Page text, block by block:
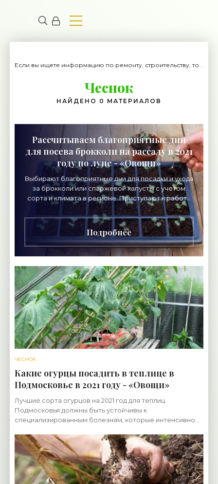
Если вы ищете информацию по ремонту, строительству, то вы попали на нужный сайт.
Чеснок
НАЙДЕНО 0 МАТЕРИАЛОВ
Рассчитываем благоприятные дни
для посева брокколи на рассаду в 2021
году по луне - «Овощи»
Выбирают благоприятные дни для посадки и ухода
за брокколи или спаржевой капусты с учетом
сорта и климата в регионе. Приступают к работе
за 55-60 до предполагаемой даты переселения
овоща
Подробнее
ЧЕСНОК
Какие огурцы посадить в теплице в
Подмосковье в 2021 году - «Овощи»
Лучшие сорта огурцов на 2021 год для теплиц
Подмосковья должны быть устойчивы к
специализированным болезням, которые интенсивно
того, самые урожайные